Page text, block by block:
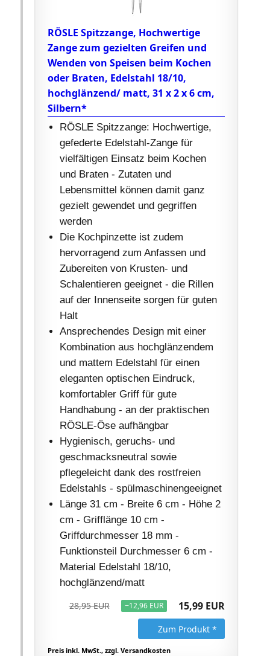
RÖSLE Spitzzange, Hochwertige
Zange zum gezielten Greifen und
Wenden von Speisen beim Kochen
oder Braten, Edelstahl 18/10,
hochglänzend/ matt, 31 x 2 x 6 cm,
Silbern*
RÖSLE Spitzzange: Hochwertige,
gefederte Edelstahl-Zange für
vielfältigen Einsatz beim Kochen
und Braten - Zutaten und
Lebensmittel können damit ganz
gezielt gewendet und gegriffen
werden
Die Kochpinzette ist zudem
hervorragend zum Anfassen und
Zubereiten von Krusten- und
Schalentieren geeignet - die Rillen
auf der Innenseite sorgen für guten
Halt
Ansprechendes Design mit einer
Kombination aus hochglänzendem
und mattem Edelstahl für einen
eleganten optischen Eindruck,
komfortabler Griff für gute
Handhabung - an der praktischen
RÖSLE-Öse aufhängbar
Hygienisch, geruchs- und
geschmacksneutral sowie
pflegeleicht dank des rostfreien
Edelstahls - spülmaschinengeeignet
Länge 31 cm - Breite 6 cm - Höhe 2
cm - Grifflänge 10 cm -
Griffdurchmesser 18 mm -
Funktionsteil Durchmesser 6 cm -
Material Edelstahl 18/10,
hochglänzend/matt
28,95 EUR −12,96 EUR 15,99 EUR
Zum Produkt *
Preis inkl. MwSt., zzgl. Versandkosten